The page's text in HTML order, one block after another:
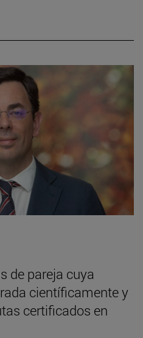
de pareja cuya
científicamente y
certificados en